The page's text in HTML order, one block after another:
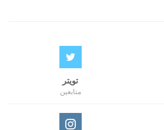
تويتر
متابعين